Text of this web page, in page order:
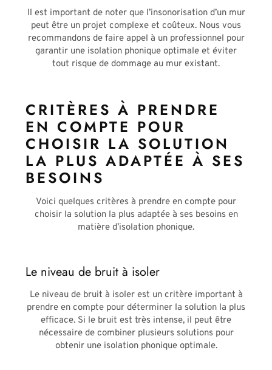
Il est important de noter que l’insonorisation d’un mur
peut être un projet complexe et coûteux. Nous vous
recommandons de faire appel à un professionnel pour
garantir une isolation phonique optimale et éviter
tout risque de dommage au mur existant.
CRITÈRES À PRENDRE
EN COMPTE POUR
CHOISIR LA SOLUTION
LA PLUS ADAPTÉE À SES
BESOINS
Voici quelques critères à prendre en compte pour
choisir la solution la plus adaptée à ses besoins en
matière d’isolation phonique.
Le niveau de bruit à isoler
Le niveau de bruit à isoler est un critère important à
prendre en compte pour déterminer la solution la plus
efficace. Si le bruit est très intense, il peut être
nécessaire de combiner plusieurs solutions pour
obtenir une isolation phonique optimale.